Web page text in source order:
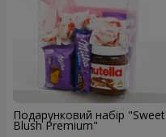
Подарунковий набір "Sweet
Blush Premium"